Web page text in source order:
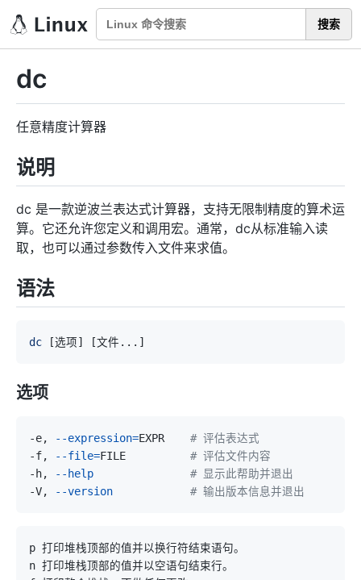
搜索
dc
任意精度计算器
说明
dc 是一款逆波兰表达式计算器，支持无限制精度的算术运
算。它还允许您定义和调用宏。通常，dc从标准输入读
取，也可以通过参数传入文件来求值。
语法
dc [选项] [文件 .. . ]
选项
-e, --expression=EXPR # 评估表达式
-f,
--file=FILE # 评估文件内容
-h,
--help
# 显示此帮助并退出
-V,
--version # 输出版本信息并退出